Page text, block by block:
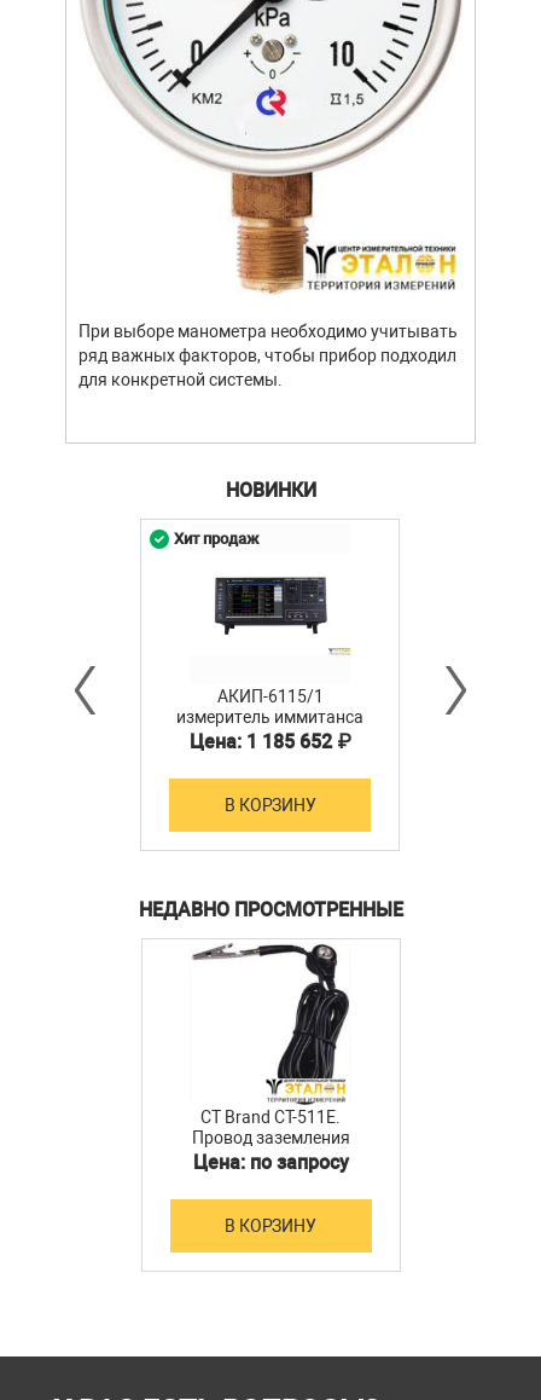
При выборе манометра необходимо учитывать
ряд важных факторов, чтобы прибор подходил
для конкретной системы.
НОВИНКИ
АКИП-6115/1
измеритель иммитанса
Цена: 1 185 652 ₽
В КОРЗИНУ
Хит продаж
НЕДАВНО ПРОСМОТРЕННЫЕ
CT Brand CT-511E.
Провод заземления
Цена: по запросу
В КОРЗИНУ